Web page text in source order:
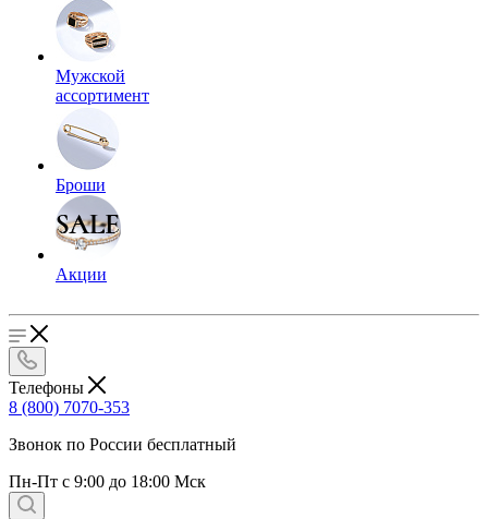
Мужской
ассортимент
Броши
Акции
Телефоны
8 (800) 7070-353
Звонок по России бесплатный
Пн-Пт с 9:00 до 18:00 Мск